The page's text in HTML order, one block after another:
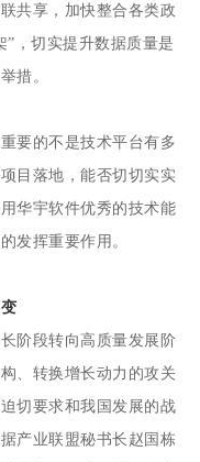
共享，加快整合各类政
”，切实提升数据质量是
措。
要的不是技术平台有多
目落地，能否切切实实
华宇软件优秀的技术能
发挥重要作用。
阶段转向高质量发展阶
、转换增长动力的攻关
切要求和我国发展的战
产业联盟秘书长赵国栋